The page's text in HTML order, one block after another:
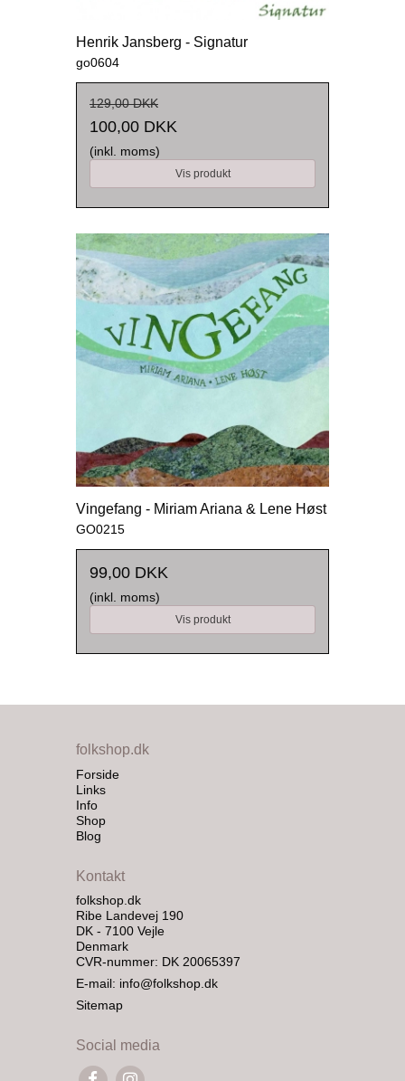
Henrik Jansberg - Signatur
go0604
129,00 DKK
100,00 DKK
(inkl. moms)
Vis produkt
Vingefang - Miriam Ariana & Lene Høst
GO0215
99,00 DKK
(inkl. moms)
Vis produkt
folkshop.dk
Forside
Links
Info
Shop
Blog
Kontakt
folkshop.dk
Ribe Landevej 190
DK - 7100 Vejle
Denmark
CVR-nummer: DK 20065397
E-mail: info@folkshop.dk
Sitemap
Social media